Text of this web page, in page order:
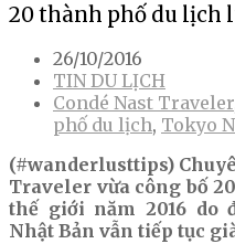
20 thành phố du lịch
26/10/2016
TIN DU LỊCH
Condé Nast Traveler
phố du lịch, Tokyo
(#wanderlusttips)
Traveler vừa công bố
thế giới năm 2016 do
Nhật Bản vẫn tiếp tục